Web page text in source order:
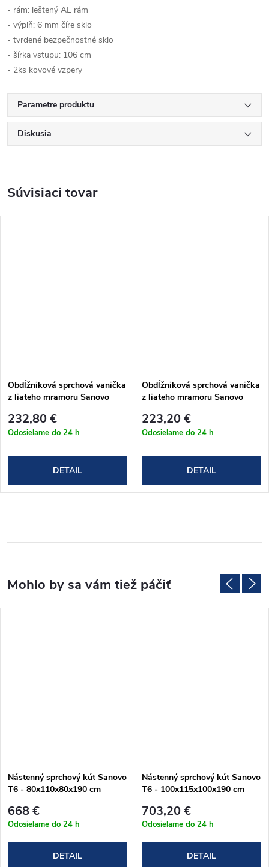
- rám: leštený AL rám
- výplň: 6 mm číre sklo
- tvrdené bezpečnostné sklo
- šírka vstupu: 106 cm
- 2ks kovové vzpery
Parametre produktu
Diskusia
Súvisiaci tovar
Obdĺžniková sprchová vanička
z liateho mramoru Sanovo
protišmykom
232,80 €
Odosielame do 24 h
DETAIL
Obdĺžniková sprchová vanička
z liateho mramoru Sanovo
223,20 €
Odosielame do 24 h
DETAIL
Nástenný sprchový kút Sanovo
T6 - 80x110x80x190 cm
668 €
Odosielame do 24 h
DETAIL
Nástenný sprchový kút Sanovo
T6 - 100x115x100x190 cm
703,20 €
Odosielame do 24 h
DETAIL